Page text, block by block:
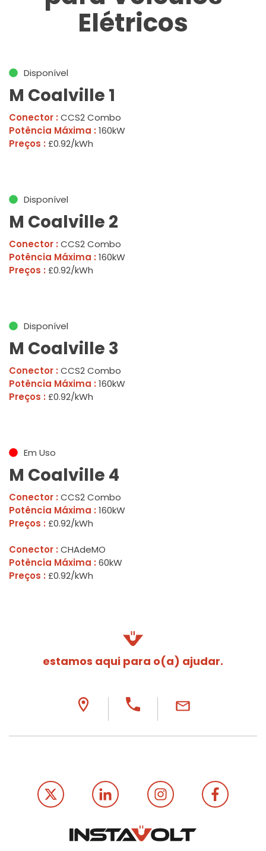
Elétricos
Disponível
M Coalville 1
Conector : CCS2 Combo
Potência Máxima : 160kW
Preços : £0.92/kWh
Disponível
M Coalville 2
Conector : CCS2 Combo
Potência Máxima : 160kW
Preços : £0.92/kWh
Disponível
M Coalville 3
Conector : CCS2 Combo
Potência Máxima : 160kW
Preços : £0.92/kWh
Em Uso
M Coalville 4
Conector : CCS2 Combo
Potência Máxima : 160kW
Preços : £0.92/kWh
Conector : CHAdeMO
Potência Máxima : 60kW
Preços : £0.92/kWh
estamos aqui para o(a) ajudar.